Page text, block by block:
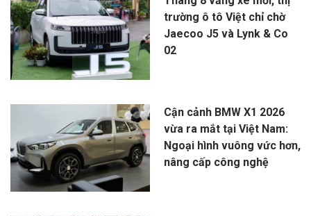
trường ô tô Việt chỉ chờ
Jaecoo J5 và Lynk & Co
02
Cận cảnh BMW X1 2026
vừa ra mắt tại Việt Nam:
Ngoại hình vuông vức hơn,
nâng cấp công nghệ